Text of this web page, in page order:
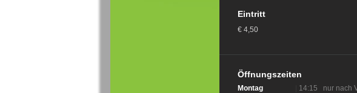
Eintritt
€ 4,50
Öffnungszeiten
Montag
14:15 nur nach